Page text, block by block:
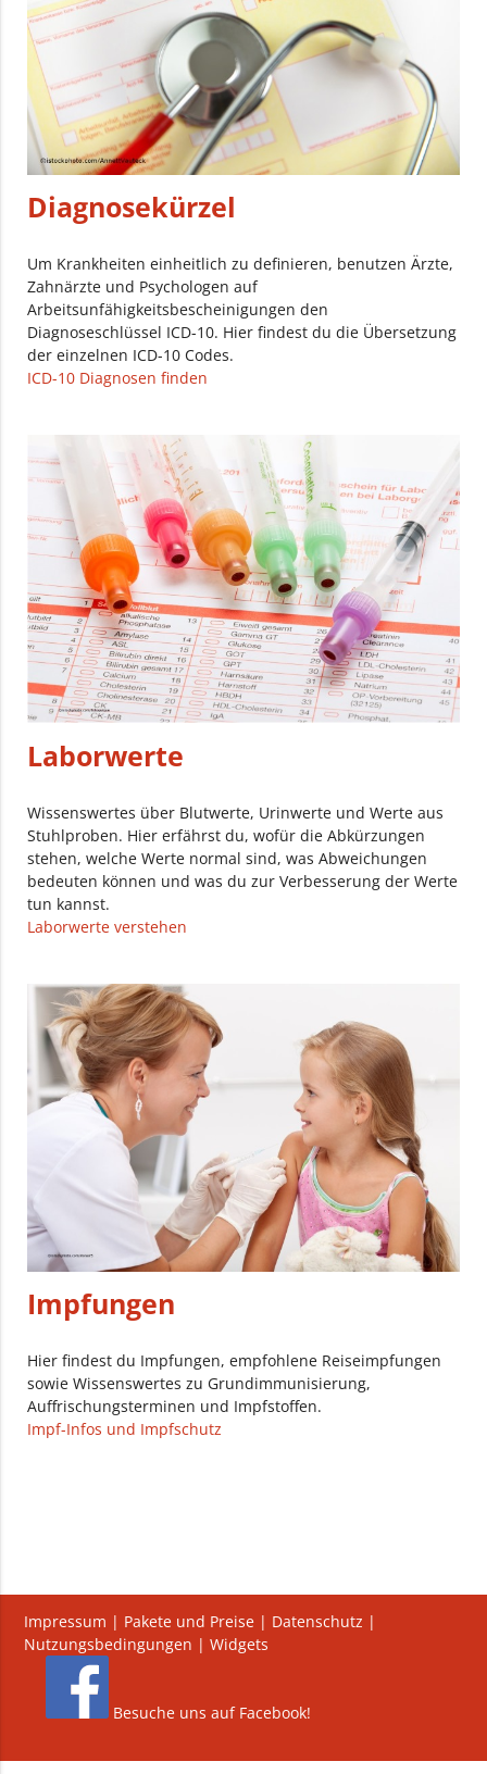
Diagnosekürzel
Um Krankheiten einheitlich zu definieren, benutzen Ärzte,
Zahnärzte und Psychologen auf
Arbeitsunfähigkeitsbescheinigungen den
Diagnoseschlüssel ICD-10. Hier findest du die Übersetzung
der einzelnen ICD-10 Codes.
ICD-10 Diagnosen finden
Laborwerte
Wissenswertes über Blutwerte, Urinwerte und Werte aus
Stuhlproben. Hier erfährst du, wofür die Abkürzungen
stehen, welche Werte normal sind, was Abweichungen
bedeuten können und was du zur Verbesserung der Werte
tun kannst.
Laborwerte verstehen
Impfungen
Hier findest du Impfungen, empfohlene Reiseimpfungen
sowie Wissenswertes zu Grundimmunisierung,
Auffrischungsterminen und Impfstoffen.
Impf-Infos und Impfschutz
Impressum | Pakete und Preise | Datenschutz |
Nutzungsbedingungen |Widgets
Besuche uns auf Facebook!